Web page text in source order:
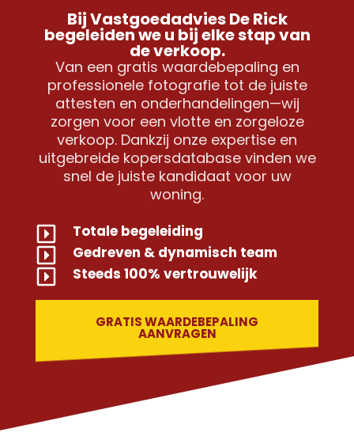
Bij Vastgoedadvies De Rick
begeleiden we u bij elke stap van
de verkoop.
Van een gratis waardebepaling en
professionele fotografie tot de juiste
attesten en onderhandelingen—wij
zorgen voor een vlotte en zorgeloze
verkoop. Dankzij onze expertise en
uitgebreide kopersdatabase vinden we
snel de juiste kandidaat voor uw
woning.
Totale begeleiding
Gedreven & dynamisch team
Steeds 100% vertrouwelijk
GRATIS WAARDEBEPALING
AANVRAGEN